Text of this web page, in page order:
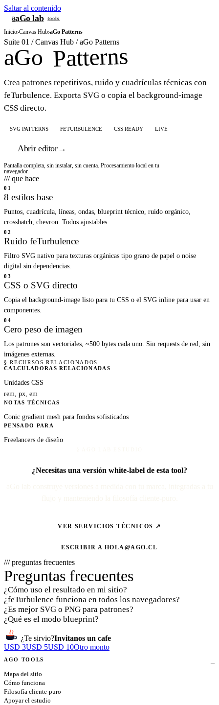
Saltar al contenido
aaGo lab tools
Inicio›Canvas Hub›aGo Patterns
Suite 01 / Canvas Hub / aGo Patterns
aGo Patterns
Crea patrones repetitivos, ruido y cuadrículas técnicas con
feTurbulence. Exporta SVG o copia el background-image
CSS directo.
SVG PATTERNS FETURBULENCE CSS READY LIVE
Abrir editor→
Pantalla completa, sin instalar, sin cuenta. Procesamiento local en tu
navegador.
/// que hace
01
8 estilos base
Puntos, cuadrícula, líneas, ondas, blueprint técnico, ruido orgánico,
crosshatch, chevron. Todos ajustables.
02
Ruido feTurbulence
Filtro SVG nativo para texturas orgánicas tipo grano de papel o noise
digital sin dependencias.
03
CSS o SVG directo
Copia el background-image listo para tu CSS o el SVG inline para usar en
componentes.
04
Cero peso de imagen
Los patrones son vectoriales, ~500 bytes cada uno. Sin requests de red, sin
imágenes externas.
§ RECURSOS RELACIONADOS
CALCULADORAS RELACIONADAS
Unidades CSS
rem, px, em
NOTAS TÉCNICAS
Conic gradient mesh para fondos sofisticados
PENSADO PARA
Freelancers de diseño
¿Necesitas una versión white-label de esta tool?
VER SERVICIOS TÉCNICOS ↗
ESCRIBIR A HOLA@AGO.CL
/// preguntas frecuentes
Preguntas frecuentes
¿Cómo uso el resultado en mi sitio?
¿feTurbulence funciona en todos los navegadores?
¿Es mejor SVG o PNG para patrones?
¿Qué es el modo blueprint?
¿Te sirvio?Invitanos un cafe
USD 3USD 5USD 10Otro monto
AGO TOOLS
Mapa del sitio
Cómo funciona
Filosofía cliente-puro
Apoyar el estudio